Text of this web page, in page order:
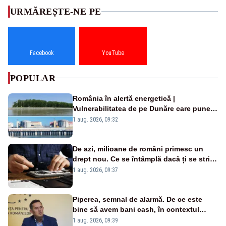
URMĂREȘTE-NE PE
Facebook YouTube
POPULAR
România în alertă energetică |
Vulnerabilitatea de pe Dunăre care pune
în pericol Centrala Cernavodă era
1 aug. 2026, 09:32
De azi, milioane de români primesc un
drept nou. Ce se întâmplă dacă ți se strică
un produs
1 aug. 2026, 09:37
Piperea, semnal de alarmă. De ce este
bine să avem bani cash, în contextul
alertei energetice?
1 aug. 2026, 09:39